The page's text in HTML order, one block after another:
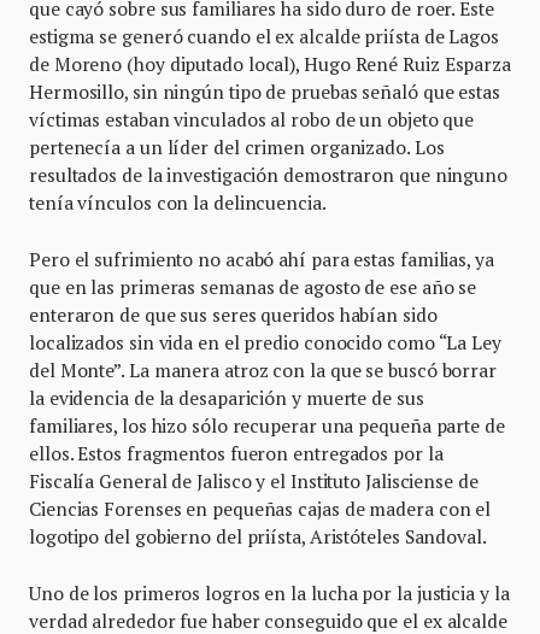
que cayó sobre sus familiares ha sido duro de roer. Este
estigma se generó cuando el ex alcalde priísta de Lagos
de Moreno (hoy diputado local), Hugo René Ruiz Esparza
Hermosillo, sin ningún tipo de pruebas señaló que estas
víctimas estaban vinculados al robo de un objeto que
pertenecía a un líder del crimen organizado. Los
resultados de la investigación demostraron que ninguno
tenía vínculos con la delincuencia.
Pero el sufrimiento no acabó ahí para estas familias, ya
que en las primeras semanas de agosto de ese año se
enteraron de que sus seres queridos habían sido
localizados sin vida en el predio conocido como “La Ley
del Monte”. La manera atroz con la que se buscó borrar
la evidencia de la desaparición y muerte de sus
familiares, los hizo sólo recuperar una pequeña parte de
ellos. Estos fragmentos fueron entregados por la
Fiscalía General de Jalisco y el Instituto Jalisciense de
Ciencias Forenses en pequeñas cajas de madera con el
logotipo del gobierno del priísta, Aristóteles Sandoval.
Uno de los primeros logros en la lucha por la justicia y la
verdad alrededor fue haber conseguido que el ex alcalde